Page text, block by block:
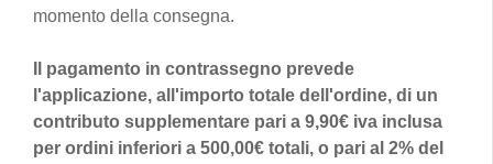
momento della consegna.
Il pagamento in contrassegno prevede
l'applicazione, all'importo totale dell'ordine, di un
contributo supplementare pari a 9,90€ iva inclusa
per ordini inferiori a 500,00€ totali, o pari al 2% del